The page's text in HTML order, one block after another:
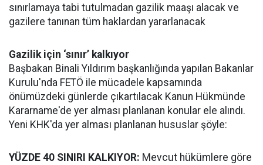
sınırlamaya tabi tutulmadan gazilik maaşı alacak ve
gazilere tanınan tüm haklardan yararlanacak
Gazilik için ‘sınır’ kalkıyor
Başbakan Binali Yıldırım başkanlığında yapılan Bakanlar
Kurulu'nda FETÖ ile mücadele kapsamında
önümüzdeki günlerde çıkartılacak Kanun Hükmünde
Kararname'de yer alması planlanan konular ele alındı.
Yeni KHK'da yer alması planlanan hususlar şöyle:
YÜZDE 40 SINIRI KALKIYOR: Mevcut hükümlere göre